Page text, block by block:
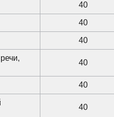
40
40
40
40
40
40